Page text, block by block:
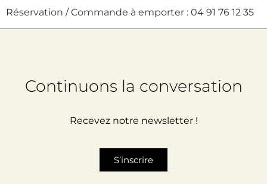
Réservation / Commande à emporter : 04 91 76 12 35
Continuons la conversation
Recevez notre newsletter !
S’inscrire